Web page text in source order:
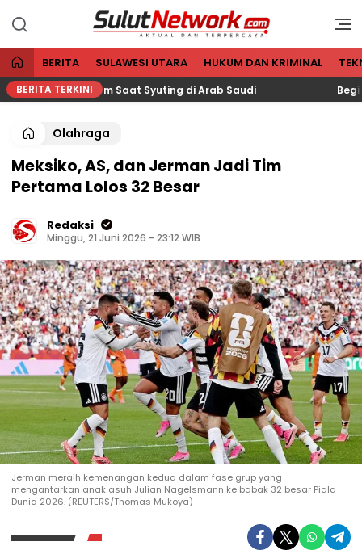
Sulut Network
Aktual dan Terpercaya
BERITA SULAWESI UTARA HUKUM DAN KRIMINAL
BERITA TERKINI
Masuk Islam Saat Syuting di Arab Saudi
Olahraga
Meksiko, AS, dan Jerman Jadi Tim
Pertama Lolos 32 Besar
Redaksi
Minggu, 21 Juni 2026 - 23:12 WIB
Jerman meraih kemenangan kedua dalam fase grup yang
mengantarkan anak asuh Julian Nagelsmann ke babak 32 besar Piala
Dunia 2026. (REUTERS/Thomas Mukoya)